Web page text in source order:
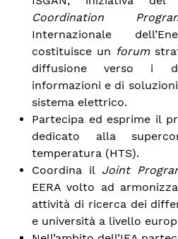
Coordination
Internazionale
costituisce un forum
diffusione verso i
informazioni e di
sistema elettrico.
Partecipa ed esprime il
dedicato alla
temperatura (HTS).
Coordina il Joint
EERA volto ad
attività di ricerca dei
e università a livello